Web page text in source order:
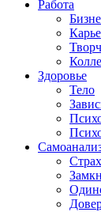
Работа
Здоровье
Тело